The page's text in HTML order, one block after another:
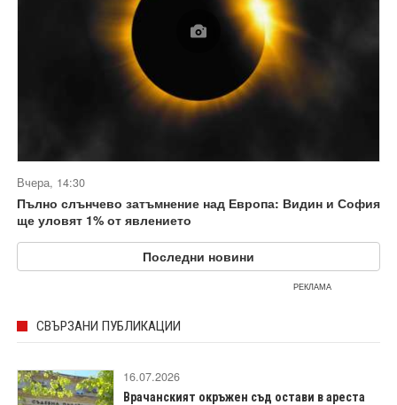
Вчера, 14:30
Пълно слънчево затъмнение над Европа: Видин и София
ще уловят 1% от явлението
Последни новини
РЕКЛАМА
СВЪРЗАНИ ПУБЛИКАЦИИ
16.07.2026
Врачанският окръжен съд остави в ареста